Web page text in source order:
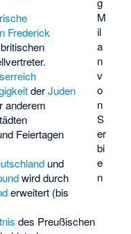
M
il
a
n
v
o
n
S
er
bi
e
n
Frederick
derJuden
anderem
Feiertagen
und
wird durch
erweitert (bis
des Preußischen